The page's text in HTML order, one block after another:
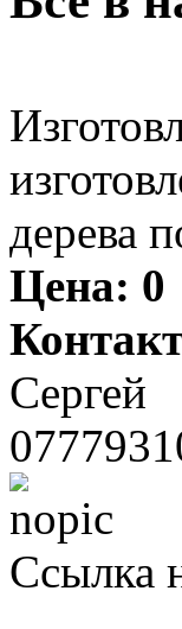
дерева
Цена: 0
Сергей
Ссылка